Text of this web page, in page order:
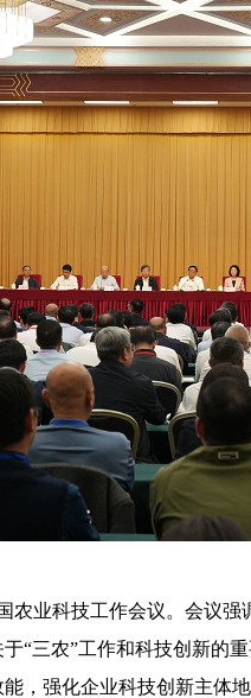
业科技工作会议。会议强
“三农”工作和科技创新的
，强化企业科技创新主体